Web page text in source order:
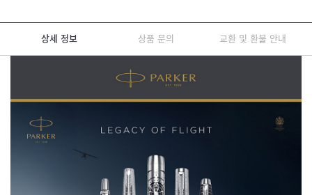
상세 정보 상품 문의 교환 및 환불 안내